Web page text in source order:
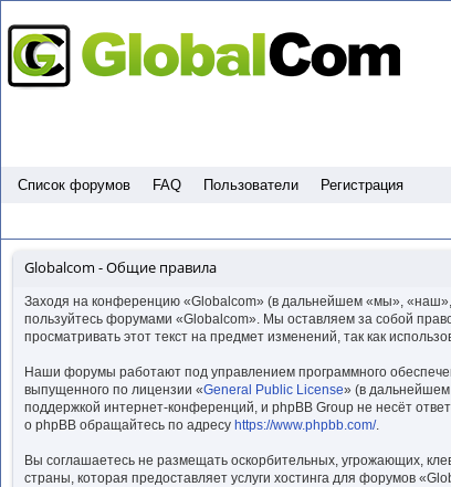
Список форумов FAQ Пользователи Регистрация
Globalcom - Общие правила
Заходя на конференцию «Globalcom» (в дальнейшем «мы», «наш»,
пользуйтесь форумами «Globalcom». Мы оставляем за собой
просматривать этот текст на предмет изменений, так как
Наши форумы работают под управлением программного
выпущенного по лицензии «General Public License» (в дальнейшем
поддержкой интернет-конференций, и phpBB Group не несёт
о phpBB обращайтесь по адресу https://www.phpbb.com/.
Вы соглашаетесь не размещать оскорбительных, угрожающих,
страны, которая предоставляет услуги хостинга для форумов